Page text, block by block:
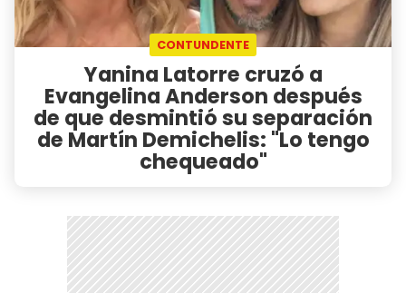
CONTUNDENTE
Yanina Latorre cruzó a
Evangelina Anderson después
de que desmintió su separación
de Martín Demichelis: "Lo tengo
chequeado"